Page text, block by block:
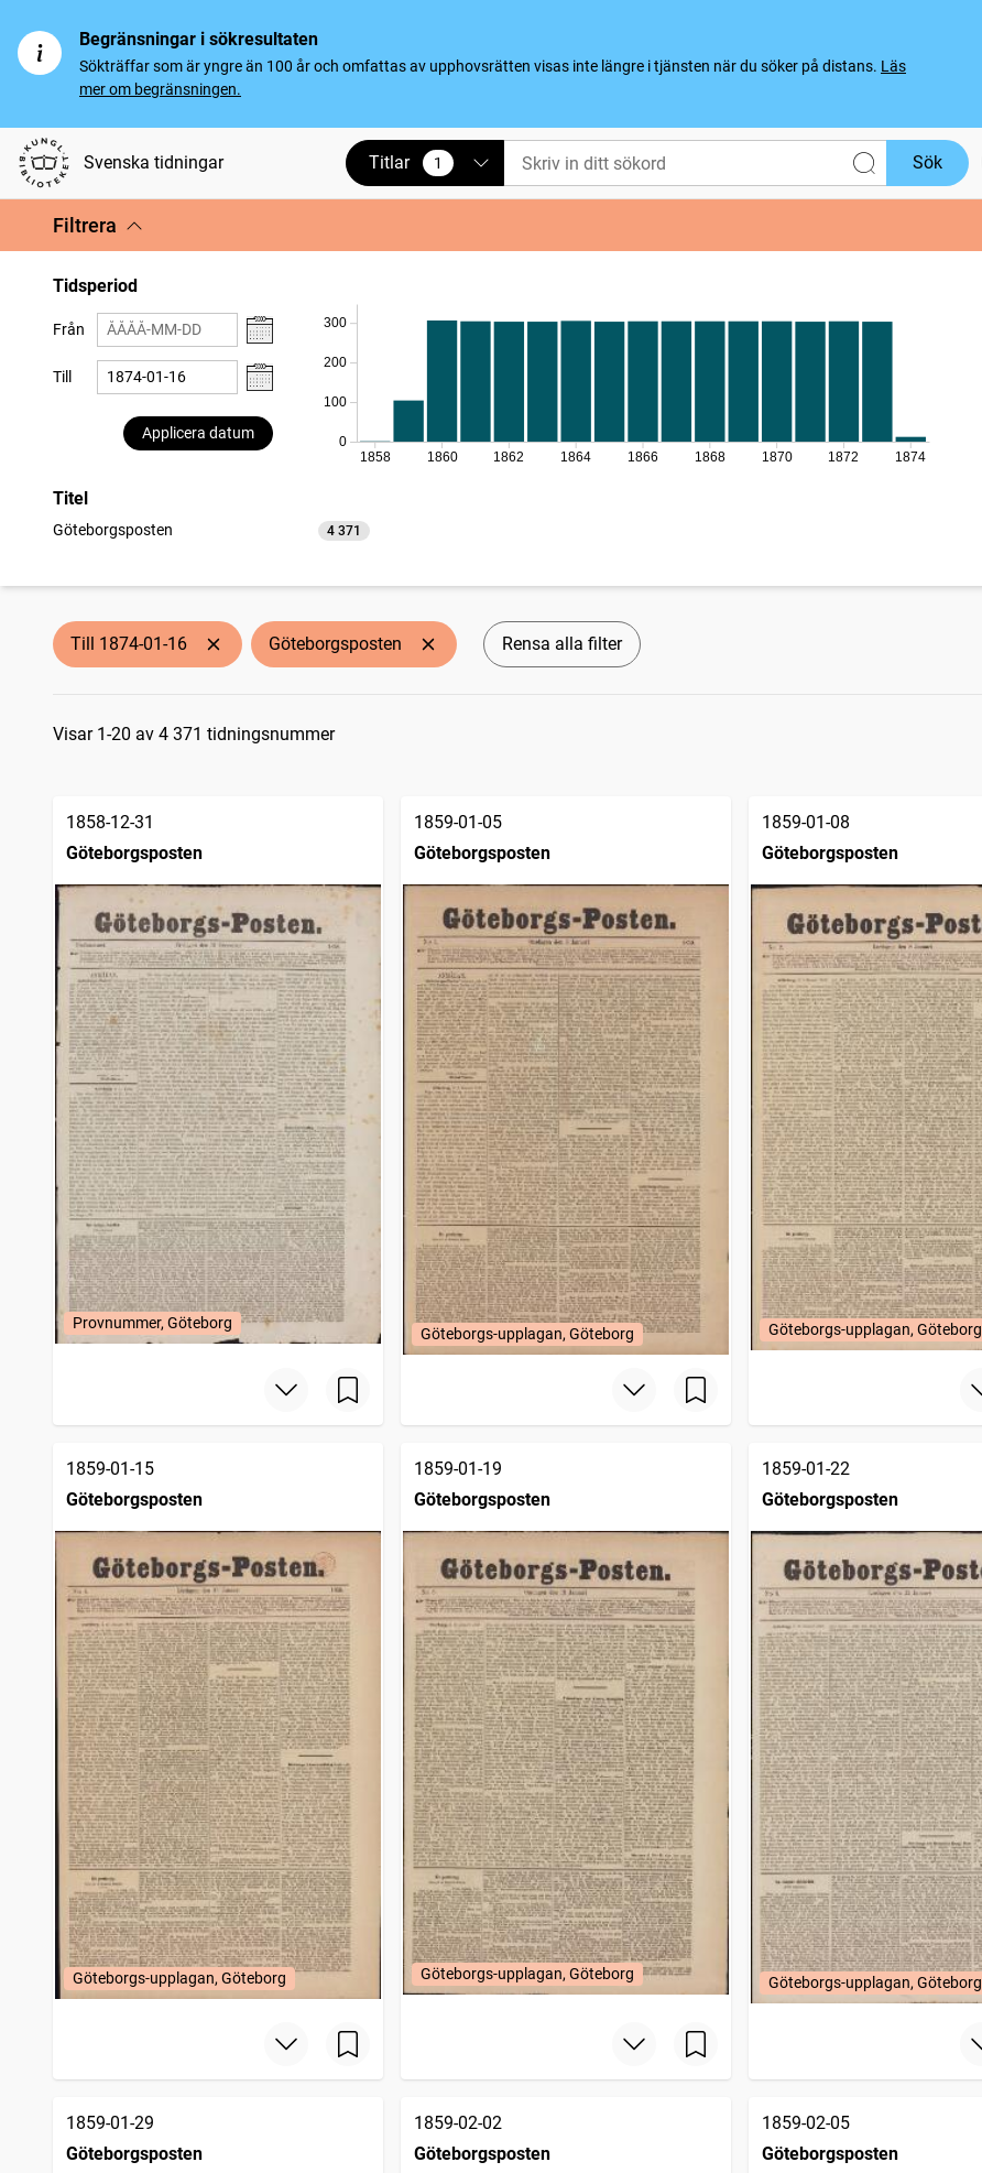
Begränsningar i sökresultaten
Sökträffar som är yngre än 100 år och omfattas av upphovsrätten visas inte längre i tjänsten när du söker på distans. Läs
mer om begränsningen.
Svenska tidningar Titlar 1
vald Sök
Filtrera
Tidsperiod
Från
Till
Applicera datum
0
100
200
300
1858 1860 1862 1864 1866 1868 1870 1872 1874
Titel
Göteborgsposten 4 371
träffar
Till 1874-01-16 Göteborgsposten Rensa alla filter
Sökresultat
Visar 1-20 av 4 371 tidningsnummer
1858-12-31
Göteborgsposten
Provnummer, Göteborg
1859-01-05
Göteborgsposten
Göteborgs-upplagan, Göteborg
1859-01-08
Göteborgsposten
Göteborgs-upplagan, Göteborg
1859-01-15
Göteborgsposten
Göteborgs-upplagan, Göteborg
1859-01-19
Göteborgsposten
Göteborgs-upplagan, Göteborg
1859-01-22
Göteborgsposten
Göteborgs-upplagan, Göteborg
1859-01-29
Göteborgsposten
1859-02-02
Göteborgsposten
1859-02-05
Göteborgsposten